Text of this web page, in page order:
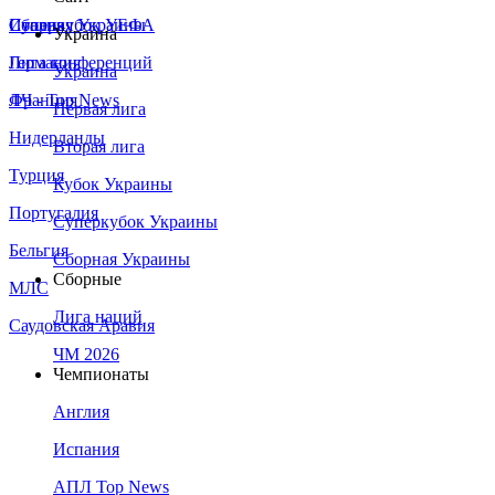
Сборная Украины
Италия
Германия
Франция
Нидерланды
Турция
Португалия
Бельгия
МЛС
Саудовская Аравия
Суперкубок УЕФА
Лига конференций
ЛЧ - Top News
Украина
Украина
Первая лига
Вторая лига
Кубок Украины
Суперкубок Украины
Сборная Украины
Сборные
Лига наций
ЧМ 2026
Чемпионаты
Англия
Испания
АПЛ Top News